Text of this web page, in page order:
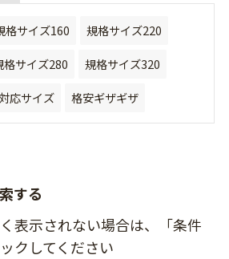
格サイズ160
規格サイズ220
格サイズ280
規格サイズ320
応サイズ 格安ギザギザ
する
表示されない場合は、「条件
クしてください